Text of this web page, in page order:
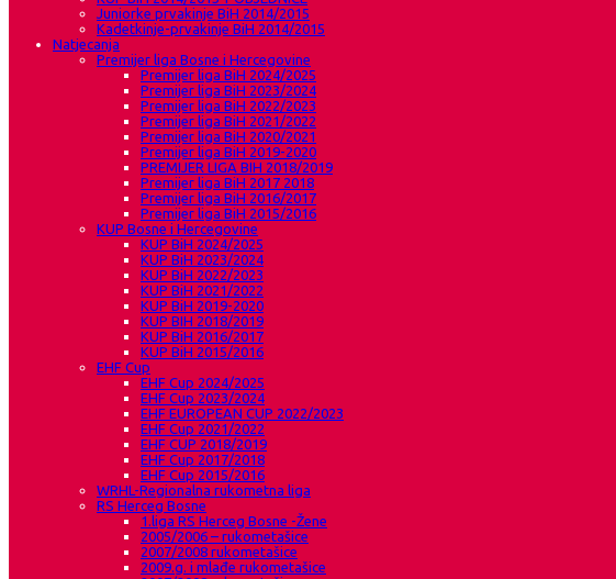
Juniorke prvakinje BiH 2014/2015
Kadetkinje-prvakinje BiH 2014/2015
Natjecanja
Premijer liga Bosne i Hercegovine
Premijer liga BiH 2024/2025
Premijer liga BiH 2023/2024
Premijer liga BiH 2022/2023
Premijer liga BiH 2021/2022
Premijer liga BiH 2020/2021
Premijer liga BiH 2019-2020
PREMIJER LIGA BIH 2018/2019
Premijer liga BiH 2017 2018
Premijer liga BiH 2016/2017
Premijer liga BiH 2015/2016
KUP Bosne i Hercegovine
KUP BiH 2024/2025
KUP BiH 2023/2024
KUP BiH 2022/2023
KUP BiH 2021/2022
KUP BiH 2019-2020
KUP BIH 2018/2019
KUP BiH 2016/2017
KUP BiH 2015/2016
EHF Cup
EHF Cup 2024/2025
EHF Cup 2023/2024
EHF EUROPEAN CUP 2022/2023
EHF Cup 2021/2022
EHF CUP 2018/2019
EHF Cup 2017/2018
EHF Cup 2015/2016
WRHL-Regionalna rukometna liga
RS Herceg Bosne
1.liga RS Herceg Bosne -Žene
2005/2006 – rukometašice
2007/2008 rukometašice
2009.g. i mlađe rukometašice